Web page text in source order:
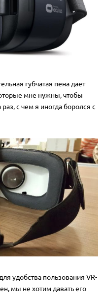
губчатая пена дает
мне нужны, чтобы
с чем я иногда боролся с
удобства пользования VR-
мы не хотим давать его